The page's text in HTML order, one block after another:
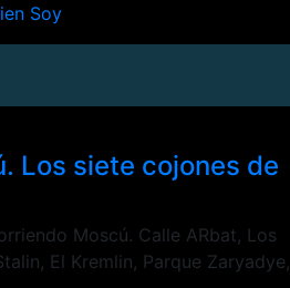
Soy
Los siete cojones de
Moscú. Calle ARbat, Los
El Kremlin, Parque Zaryadye,